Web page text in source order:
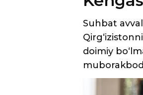
Suhbat
doimiy